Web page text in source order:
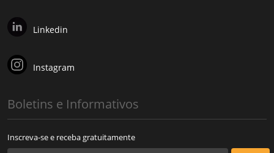
Linkedin
Instagram
Boletins e Informativos
Inscreva-se e receba gratuitamente